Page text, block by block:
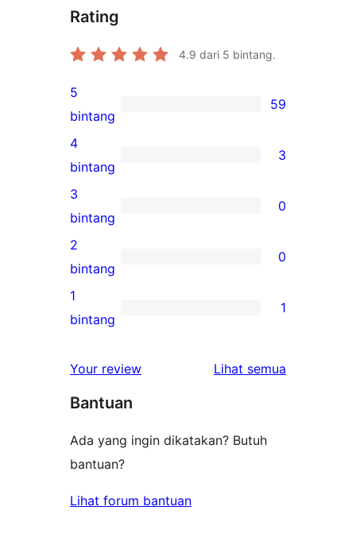
Rating
4.9 dari 5 bintang.
59
ulasan
5-
bintang
5
bintang
59
3
ulasan
4-
bintang
4
bintang
3
0
ulasan
3-
bintang
3
bintang
0
0
ulasan
2-
2
bintang
0
1
1-
1
bintang
1
Your review Lihat semua
Bantuan
Ada yang ingin dikatakan? Butuh
bantuan?
Lihat forum bantuan